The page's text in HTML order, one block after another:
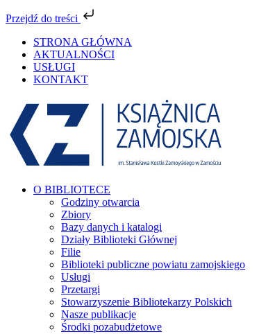
Przejdź do treści
zawartości
STRONA GŁÓWNA
AKTUALNOŚCI
USŁUGI
KONTAKT
Facebook
YouTube
Instagram
Tiktok
O BIBLIOTECE
Godziny otwarcia
Zbiory
Bazy danych i katalogi
Działy Biblioteki Głównej
Filie
Biblioteki publiczne powiatu zamojskiego
Usługi
Przetargi
Stowarzyszenie Bibliotekarzy Polskich
Nasze publikacje
Środki pozabudżetowe